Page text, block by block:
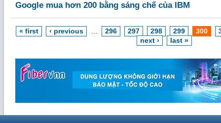
Google mua hơn 200 bằng sáng chế của IBM
« first ‹ previous 296 297 298 299 300
next ›
last »